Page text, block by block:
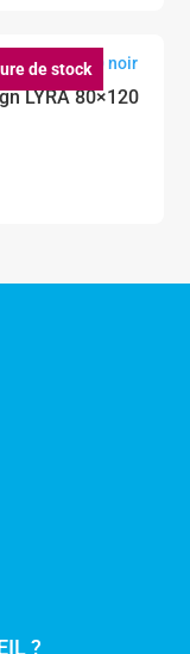
de stock
LYRA 80×120
?